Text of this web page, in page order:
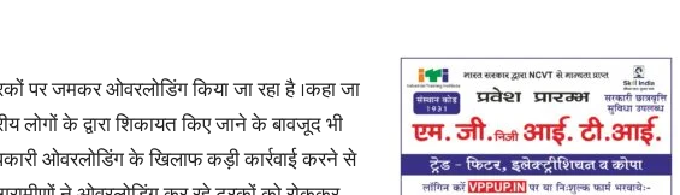
News,
पर जमकर ओवरलोडिंग किया जा रहा है ।कहा जा
लोगों के द्वारा शिकायत किए जाने के बावजूद भी
ओवरलोडिंग के खिलाफ कड़ी कार्रवाई करने से